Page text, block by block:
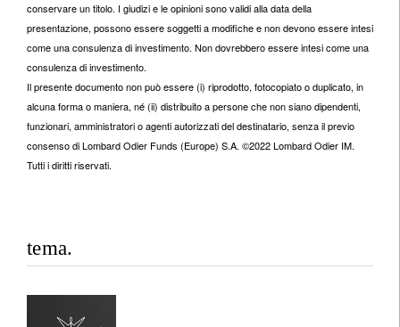
conservare un titolo. I giudizi e le opinioni sono validi alla data della
presentazione, possono essere soggetti a modifiche e non devono essere intesi
come una consulenza di investimento. Non dovrebbero essere intesi come una
consulenza di investimento.
Il presente documento non può essere (i) riprodotto, fotocopiato o duplicato, in
alcuna forma o maniera, né (ii) distribuito a persone che non siano dipendenti,
funzionari, amministratori o agenti autorizzati del destinatario, senza il previo
consenso di Lombard Odier Funds (Europe) S.A. ©2022 Lombard Odier IM.
Tutti i diritti riservati.
tema.